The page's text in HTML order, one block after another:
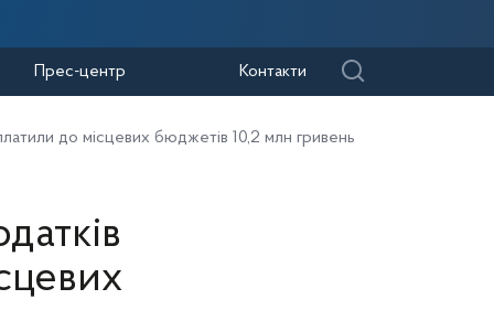
Прес-центр Контакти
до місцевих бюджетів 10,2 млн гривень